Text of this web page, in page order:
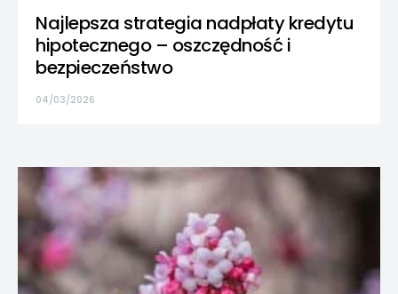
Najlepsza strategia nadpłaty kredytu
hipotecznego – oszczędność i
bezpieczeństwo
04/03/2026